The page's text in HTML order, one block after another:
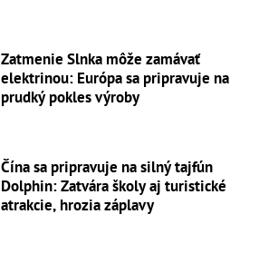
Zatmenie Slnka môže zamávať
elektrinou: Európa sa pripravuje na
prudký pokles výroby
Čína sa pripravuje na silný tajfún
Dolphin: Zatvára školy aj turistické
atrakcie, hrozia záplavy